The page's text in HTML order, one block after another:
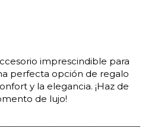
imprescindible para
perfecta opción de regalo
y la elegancia. ¡Haz de
de lujo!